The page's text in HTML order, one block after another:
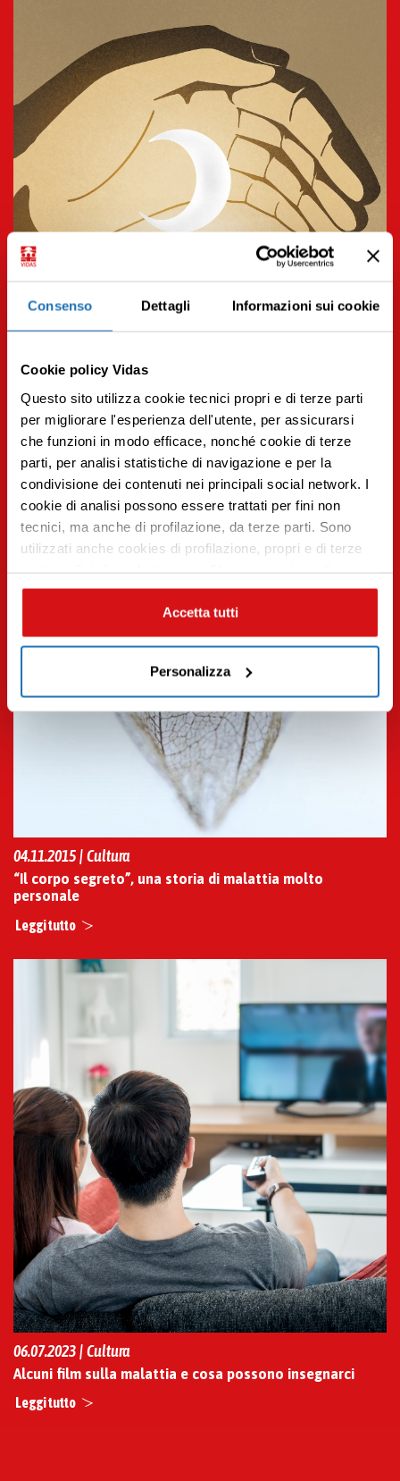
Consenso Dettagli Informazioni sui cookie
Cookie policy Vidas
Questo sito utilizza cookie tecnici propri e di terze parti
per migliorare l'esperienza dell'utente, per assicurarsi
che funzioni in modo efficace, nonché cookie di terze
parti, per analisi statistiche di navigazione e per la
condivisione dei contenuti nei principali social network. I
cookie di analisi possono essere trattati per fini non
tecnici, ma anche di profilazione, da terze parti. Sono
utilizzati anche cookies di profilazione, propri e di terze
contenuti mirati sulle tue preferenze e i tuoi interessi. Se
CHIUDI questo banner, saranno utilizzati soltanto
cookies tecnici. Seleziona i pulsanti sottostanti per
seleziona “ACCETTA TUTTI”, se vuoi abilitare o
disabilitare soltanto determinate categorie di cookies
seleziona “PERSONALIZZA”. Per maggiori informazioni
e modificare le tue preferenze vai alla nostra
Accetta tutti
Personalizza
20.10.2021 | Cultura
della morte
Leggi tutto
04.11.2015 | Cultura
“Il corpo segreto”, una storia di malattia molto
personale
Leggi tutto
06.07.2023 | Cultura
Alcuni film sulla malattia e cosa possono insegnarci
Leggi tutto
Premi INVIO per cercare o ESC per uscire